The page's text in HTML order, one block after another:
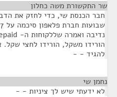
שר התקשורת משה כחלון
חבר הכנסת שי, כדי לחזק את
הורידו משקל, הורידו לחצי
להגיד - -
נחמן שי
לא ידעתי שיש לך ציניות - -